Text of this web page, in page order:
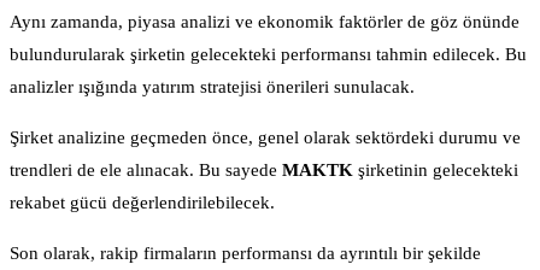
Aynı zamanda, piyasa analizi ve ekonomik faktörler de göz önünde
bulundurularak şirketin gelecekteki performansı tahmin edilecek. Bu
analizler ışığında yatırım stratejisi önerileri sunulacak.
Şirket analizine geçmeden önce, genel olarak sektördeki durumu ve
trendleri de ele alınacak. Bu sayede MAKTK şirketinin gelecekteki
rekabet gücü değerlendirilebilecek.
Son olarak, rakip firmaların performansı da ayrıntılı bir şekilde